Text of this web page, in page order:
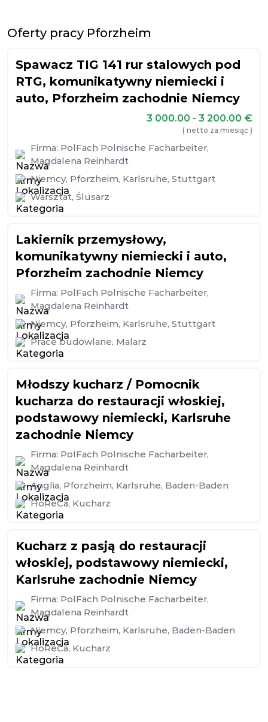
Oferty pracy Pforzheim
Spawacz TIG 141 rur stalowych pod
RTG, komunikatywny niemiecki i
auto, Pforzheim zachodnie Niemcy
3 000.00 - 3 200.00 €
( netto za miesiąc )
Firma: PolFach Polnische Facharbeiter,
Magdalena Reinhardt
Niemcy, Pforzheim, Karlsruhe, Stuttgart
Warsztat, Ślusarz
Lakiernik przemysłowy,
komunikatywny niemiecki i auto,
Pforzheim zachodnie Niemcy
Firma: PolFach Polnische Facharbeiter,
Magdalena Reinhardt
Niemcy, Pforzheim, Karlsruhe, Stuttgart
Prace budowlane, Malarz
Młodszy kucharz / Pomocnik
kucharza do restauracji włoskiej,
podstawowy niemiecki, Karlsruhe
zachodnie Niemcy
Firma: PolFach Polnische Facharbeiter,
Magdalena Reinhardt
Anglia, Pforzheim, Karlsruhe, Baden-Baden
HoReCa, Kucharz
Kucharz z pasją do restauracji
włoskiej, podstawowy niemiecki,
Karlsruhe zachodnie Niemcy
Firma: PolFach Polnische Facharbeiter,
Magdalena Reinhardt
Niemcy, Pforzheim, Karlsruhe, Baden-Baden
HoReCa, Kucharz